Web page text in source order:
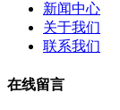
新闻中心
关于我们
联系我们
在线留言